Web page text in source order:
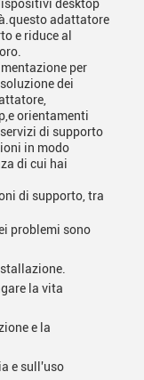
desktop
adattatore
e riduce al
per
dei
orientamenti
di supporto
in modo
di cui hai
di supporto, tra
problemi sono
la vita
e la
e sull'uso